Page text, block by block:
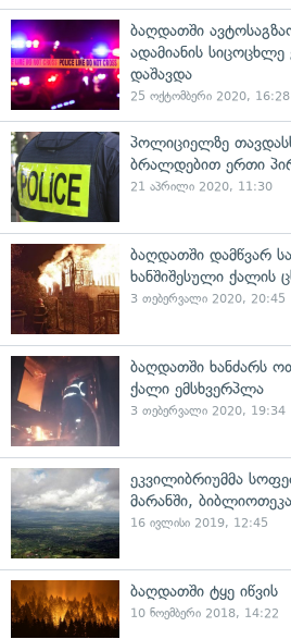
ბაღდათში
ადამიანის
დაშავდა
25 ოქტომბერი 2020, 16:28
პოლიციელზე
ბრალდებით ერთი
21 აპრილი 2020, 11:30
ბაღდათში დამწვარ
ხანშიშესული ქალის
3 თებერვალი 2020, 20:45
ბაღდათში ხანძარს
ქალი ემსხვერპლა
3 თებერვალი 2020, 19:34
ეკვილიბრიუმმა
მარანში,
16 ივლისი 2019, 12:45
ბაღდათში ტყე იწვის
10 ნოემბერი 2018, 14:22